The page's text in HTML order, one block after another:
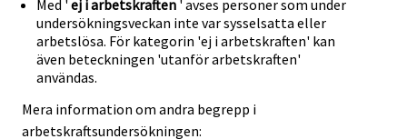
Med 'ej i arbetskraften ' avses personer som under
undersökningsveckan inte var sysselsatta eller
arbetslösa. För kategorin 'ej i arbetskraften' kan
även beteckningen 'utanför arbetskraften'
användas.
Mera information om andra begrepp i
arbetskraftsundersökningen: